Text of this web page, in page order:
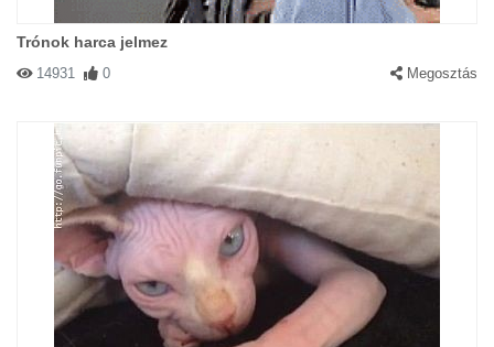
Trónok harca jelmez
14931 0 Megosztás